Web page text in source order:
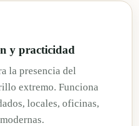
y practicidad
la presencia del
extremo. Funciona
locales, oficinas,